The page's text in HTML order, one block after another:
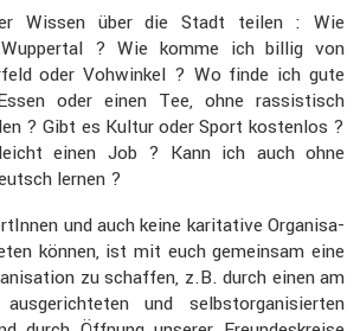
Wissen über die Stadt teilen : Wie
? Wie komme ich billig von
oder Vohwinkel ? Wo finde ich gute
oder einen Tee, ohne rassis­tisch
? Gibt es Kultur oder Sport kostenlos ?
einen Job ? Kann ich auch ohne
lernen ?
und auch keine karita­tive Organi­sa­
können, ist mit euch gemeinsam eine
zu schaffen, z.B. durch einen am
und selbst­or­ga­ni­sierten